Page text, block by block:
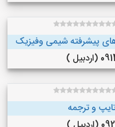
پیشرفته شیمی وفیزیک
)
و ترجمه